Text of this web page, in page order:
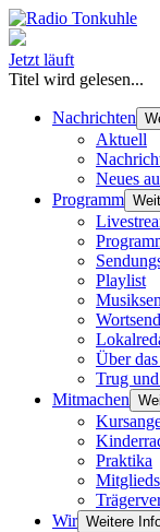
Jetzt läuft
Titel wird gelesen...
Nachrichten
Aktuell
Neues
Programm
Playlist
Über
Trug
Mitmachen
Praktika
Wir Weitere